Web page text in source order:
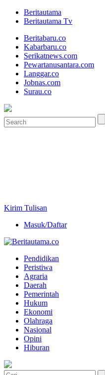
Beritautama
Beritautama Tv
Beritabaru.co
Kabarbaru.co
Serikatnews.com
Pewartanusantara.com
Langgar.co
Jobnas.com
Surau.co
Kirim Tulisan
Masuk/Daftar
Pendidikan
Peristiwa
Agraria
Daerah
Pemerintah
Hukum
Ekonomi
Olahraga
Nasional
Opini
Hiburan